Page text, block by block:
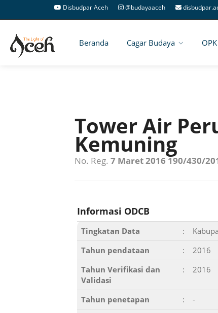
Disbudpar Aceh @budayaaceh
Beranda Cagar Budaya OPK
Tower Air
Kemuning
No. Reg. 7 Maret 2016 190/430/
Informasi ODCB
Tingkatan Data :
Tahun pendataan
:
2016
Tahun Verifikasi dan
Validasi
: 2016
Tahun penetapan :
-